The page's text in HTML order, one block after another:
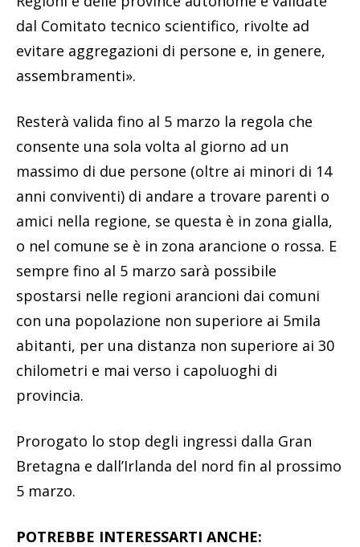
dal Comitato tecnico scientifico, rivolte ad
evitare aggregazioni di persone e, in genere,
assembramenti».
Resterà valida fino al 5 marzo la regola che
consente una sola volta al giorno ad un
massimo di due persone (oltre ai minori di 14
anni conviventi) di andare a trovare parenti o
amici nella regione, se questa è in zona gialla,
o nel comune se è in zona arancione o rossa. E
sempre fino al 5 marzo sarà possibile
spostarsi nelle regioni arancioni dai comuni
con una popolazione non superiore ai 5mila
abitanti, per una distanza non superiore ai 30
chilometri e mai verso i capoluoghi di
provincia.
Prorogato lo stop degli ingressi dalla Gran
Bretagna e dall’Irlanda del nord fin al prossimo
5 marzo.
POTREBBE INTERESSARTI ANCHE: